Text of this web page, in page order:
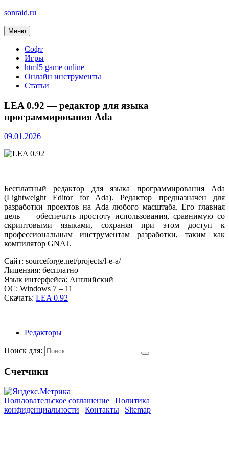
sonraid.ru
Скачивай программы, мини игры
Меню
Софт
Игры
html5 game online
Онлайн инструменты
Статьи
LEA 0.92 — редактор для языка
программирования Ada
09.01.2026
Бесплатный редактор для языка программирования Ada
(Lightweight Editor for Ada). Редактор предназначен для
разработки проектов на Ada любого масштаба. Его главная
цель — обеспечить простоту использования, сравнимую со
скриптовыми языками, сохраняя при этом доступ к
профессиональным инструментам разработки, таким как
компилятор GNAT.
Сайт: sourceforge.net/projects/l-e-a/
Лицензия: бесплатно
Язык интерфейса: Английский
ОС: Windows 7 – 11
Скачать: LEA 0.92
Редакторы
Поиск для:
Счетчики
Пользовательское соглашение | Политика
конфиденциальности | Контакты | Sitemap